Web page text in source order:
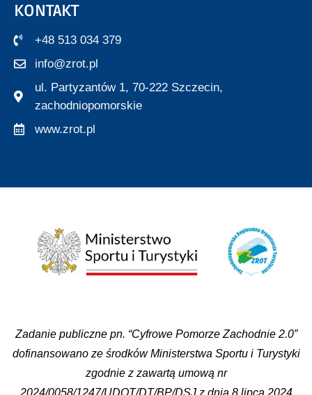
KONTAKT
+48 513 034 379
info@zrot.pl
ul. Partyzantów 1, 70-222 Szczecin,
zachodniopomorskie
www.zrot.pl
Zadanie publiczne pn. “Cyfrowe Pomorze Zachodnie 2.0”
dofinansowano ze środków Ministerstwa Sportu i Turystyki
zgodnie z zawartą umową nr
2024/0058/1247/UDOT/DT/BP/DSJ z dnia 8 lipca 2024